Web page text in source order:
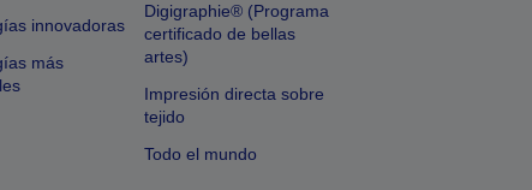
innovadoras
más
Digigraphie® (Programa
certificado de bellas
artes)
Impresión directa sobre
tejido
Todo el mundo